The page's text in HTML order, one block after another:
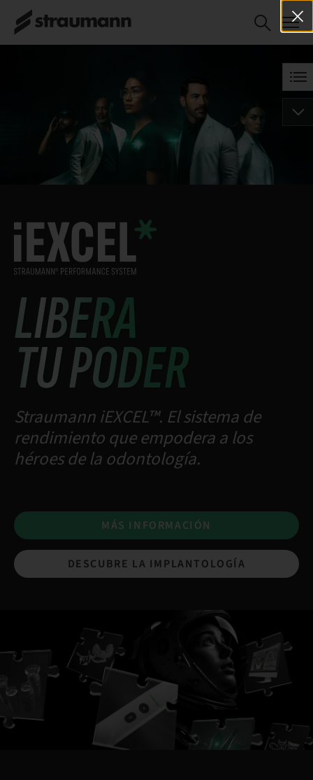
LIBERA
TU PODER
Straumann iEXCEL™. El sistema de
rendimiento que empodera a los
héroes de la odontología.
MÁS INFORMACIÓN
DESCUBRE LA IMPLANTOLOGÍA